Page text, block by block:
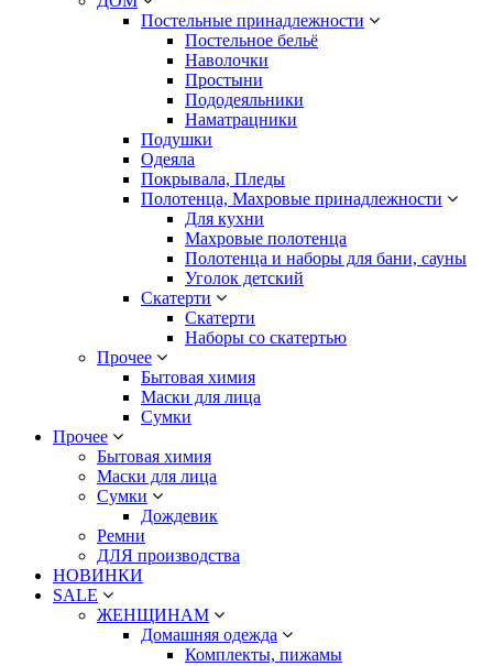
Постельные принадлежности
Постельное бельё
Наволочки
Простыни
Пододеяльники
Наматрацники
Подушки
Одеяла
Покрывала, Пледы
Полотенца, Махровые принадлежности
Для кухни
Махровые полотенца
Полотенца и наборы для бани, сауны
Уголок детский
Скатерти
Скатерти
Наборы со скатертью
Прочее
Бытовая химия
Маски для лица
Сумки
Прочее
Бытовая химия
Маски для лица
Сумки
Дождевик
Ремни
ДЛЯ производства
НОВИНКИ
SALE
ЖЕНЩИНАМ
Домашняя одежда
Комплекты, пижамы